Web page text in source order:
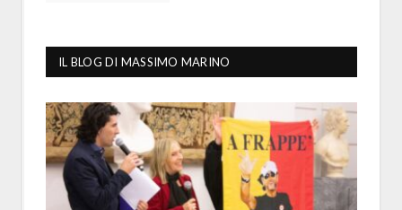
IL BLOG DI MASSIMO MARINO